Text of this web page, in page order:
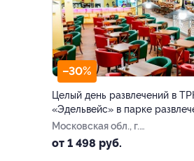
–30%
Целый день развлечений в
«Эдельвейс» в парке
Московская обл., г.
Балашиха, ​мкр-н
от 1 498 руб.